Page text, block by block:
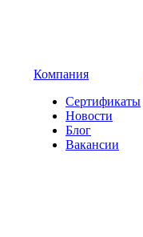
Компания
Сертификаты
Новости
Блог
Вакансии